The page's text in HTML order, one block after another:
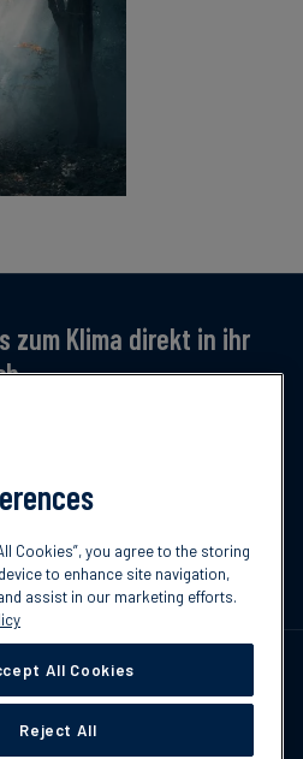
zum Klima direkt in ihr
– für monatliche Updates zu
Regulierung und Innovation.
abonnieren
Cookies”, you agree to the storing
to enhance site navigation,
assist in our marketing efforts.
All Cookies
Reject All